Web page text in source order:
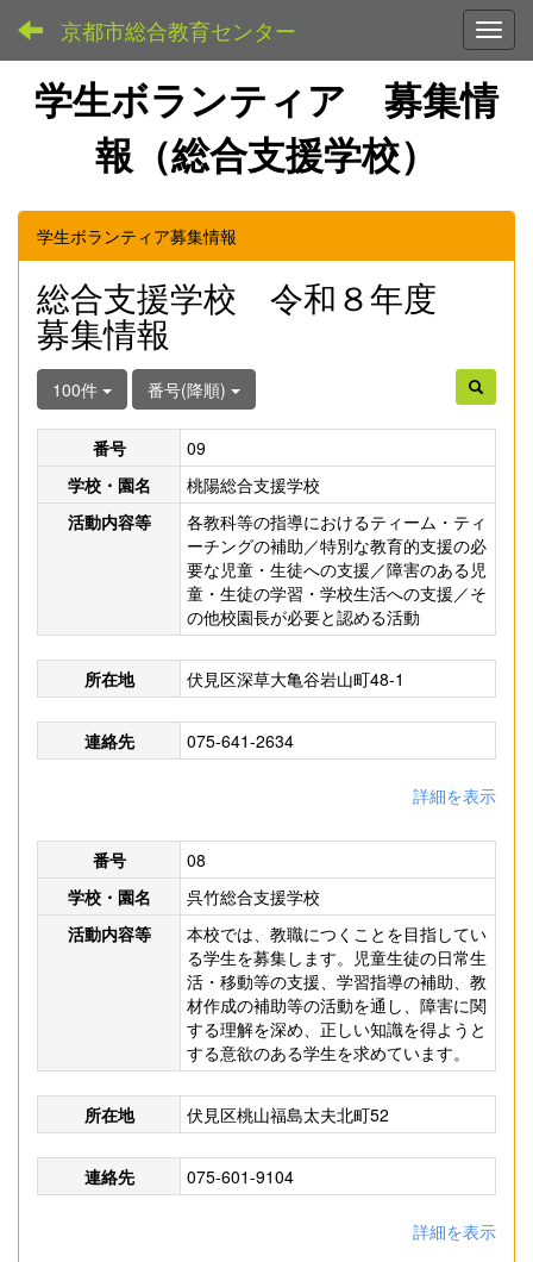
京都市総合教育センター
学生ボランティア 募集情
報（総合支援学校）
学生ボランティア募集情報
総合支援学校 令和８年度
募集情報
100件 番号(降順)
番号
09
学校・園名
桃陽総合支援学校
活動内容等
各教科等の指導におけるティーム・ティ
ーチングの補助／特別な教育的支援の必
要な児童・生徒への支援／障害のある児
童・生徒の学習・学校生活への支援／そ
の他校園長が必要と認める活動
所在地 伏見区深草大亀谷岩山町48-1
連絡先 075-641-2634
詳細を表示
番号
08
学校・園名
呉竹総合支援学校
活動内容等
本校では、教職につくことを目指してい
る学生を募集します。児童生徒の日常生
活・移動等の支援、学習指導の補助、教
材作成の補助等の活動を通し、障害に関
する理解を深め、正しい知識を得ようと
する意欲のある学生を求めています。
所在地 伏見区桃山福島太夫北町52
連絡先 075-601-9104
詳細を表示